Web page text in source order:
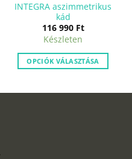
INTEGRA aszimmetrikus
kád
116 990 Ft
Készleten
OPCIÓK VÁLASZTÁSA